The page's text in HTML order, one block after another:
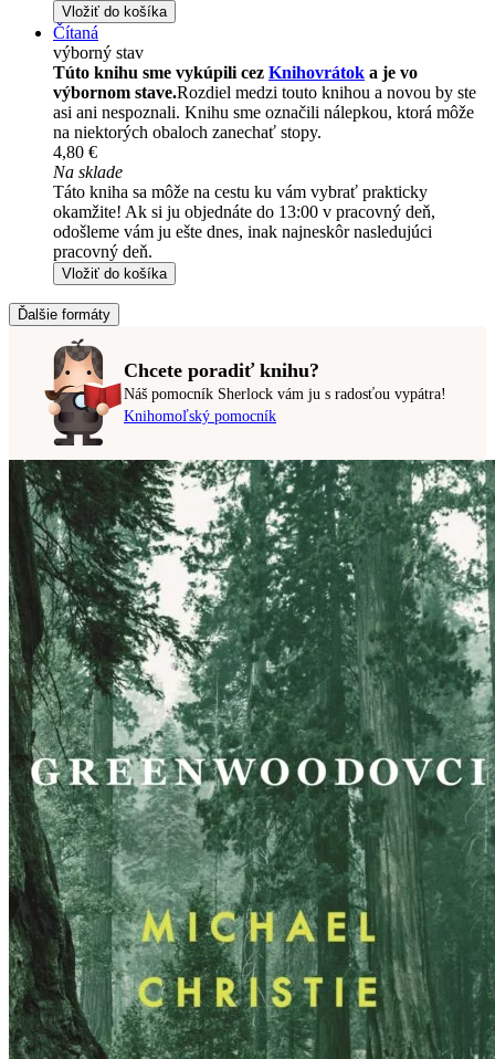
Vložiť do košíka
Čítaná
výborný stav
Túto knihu sme vykúpili cez Knihovrátok a je vo
výbornom stave.Rozdiel medzi touto knihou a novou by ste
asi ani nespoznali. Knihu sme označili nálepkou, ktorá môže
na niektorých obaloch zanechať stopy.
4,80 €
Na sklade
Táto kniha sa môže na cestu ku vám vybrať prakticky
okamžite! Ak si ju objednáte do 13:00 v pracovný deň,
odošleme vám ju ešte dnes, inak najneskôr nasledujúci
pracovný deň.
Vložiť do košíka
Ďalšie formáty
Chcete poradiť knihu?
Náš pomocník Sherlock vám ju s radosťou vypátra!
Knihomoľský pomocník